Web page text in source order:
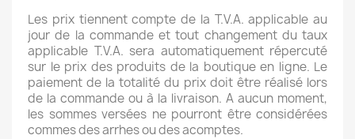
Les prix tiennent compte de la T.V.A. applicable au
jour de la commande et tout changement du taux
applicable T.V.A. sera automatiquement répercuté
sur le prix des produits de la boutique en ligne. Le
paiement de la totalité du prix doit être réalisé lors
de la commande ou à la livraison. A aucun moment,
les sommes versées ne pourront être considérées
commes des arrhes ou des acomptes.